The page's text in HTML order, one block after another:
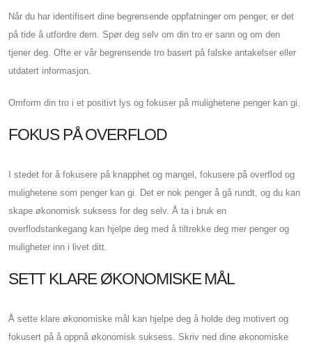
Når du har identifisert dine begrensende oppfatninger om penger, er det
på tide å utfordre dem. Spør deg selv om din tro er sann og om den
tjener deg. Ofte er vår begrensende tro basert på falske antakelser eller
utdatert informasjon.
Omform din tro i et positivt lys og fokuser på mulighetene penger kan gi.
FOKUS PÅ OVERFLOD
I stedet for å fokusere på knapphet og mangel, fokusere på overflod og
mulighetene som penger kan gi. Det er nok penger å gå rundt, og du kan
skape økonomisk suksess for deg selv. Å ta i bruk en
overflodstankegang kan hjelpe deg med å tiltrekke deg mer penger og
muligheter inn i livet ditt.
SETT KLARE ØKONOMISKE MÅL
Å sette klare økonomiske mål kan hjelpe deg å holde deg motivert og
fokusert på å oppnå økonomisk suksess. Skriv ned dine økonomiske